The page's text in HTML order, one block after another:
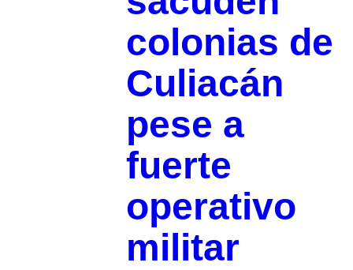
colonias de
Culiacán
pese a
fuerte
operativo
militar